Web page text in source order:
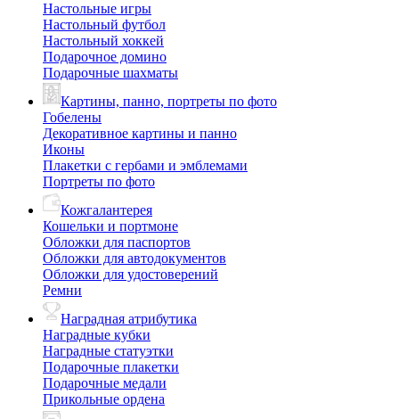
Настольные игры
Настольный футбол
Настольный хоккей
Подарочное домино
Подарочные шахматы
Картины, панно, портреты по фото
Гобелены
Декоративное картины и панно
Иконы
Плакетки с гербами и эмблемами
Портреты по фото
Кожгалантерея
Кошельки и портмоне
Обложки для паспортов
Обложки для автодокументов
Обложки для удостоверений
Ремни
Наградная атрибутика
Наградные кубки
Наградные статуэтки
Подарочные плакетки
Подарочные медали
Прикольные ордена